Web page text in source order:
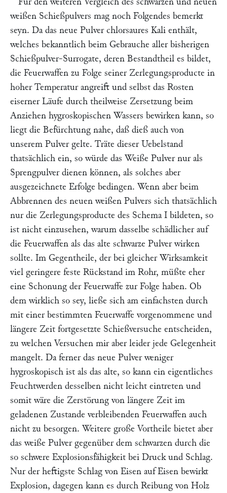
weißen Schießpulvers mag noch Folgendes bemerkt
seyn. Da das neue Pulver chlorsaures Kali enthält,
welches bekanntlich beim Gebrauche aller bisherigen
Schießpulver-Surrogate, deren Bestandtheil es bildet,
die Feuerwaffen zu Folge seiner Zerlegungsproducte in
hoher Temperatur angreift und selbst das Rosten
eiserner Läufe durch theilweise Zersetzung beim
Anziehen hygroskopischen Wassers bewirken kann, so
liegt die Befürchtung nahe, daß dieß auch von
unserem Pulver gelte. Träte dieser Uebelstand
thatsächlich ein, so würde das Weiße Pulver nur als
Sprengpulver dienen können, als solches aber
ausgezeichnete Erfolge bedingen. Wenn aber beim
Abbrennen des neuen weißen Pulvers sich thatsächlich
nur die Zerlegungsproducte des Schema I bildeten, so
ist nicht einzusehen, warum dasselbe schädlicher auf
die Feuerwaffen als das alte schwarze Pulver wirken
sollte. Im Gegentheile, der bei gleicher Wirksamkeit
viel geringere feste Rückstand im Rohr, müßte eher
eine Schonung der Feuerwaffe zur Folge haben. Ob
dem wirklich so sey, ließe sich am einfachsten durch
mit einer bestimmten Feuerwaffe vorgenommene und
längere Zeit fortgesetzte Schießversuche entscheiden,
zu welchen Versuchen mir aber leider jede Gelegenheit
mangelt. Da ferner das neue Pulver weniger
hygroskopisch ist als das alte, so kann ein eigentliches
Feuchtwerden desselben nicht leicht eintreten und
somit wäre die Zerstörung von längere Zeit im
geladenen Zustande verbleibenden Feuerwaffen auch
nicht zu besorgen. Weitere große Vortheile bietet aber
das weiße Pulver gegenüber dem schwarzen durch die
so schwere Explosionsfähigkeit bei Druck und Schlag.
Nur der heftigste Schlag von Eisen auf Eisen bewirkt
Explosion, dagegen kann es durch Reibung von Holz